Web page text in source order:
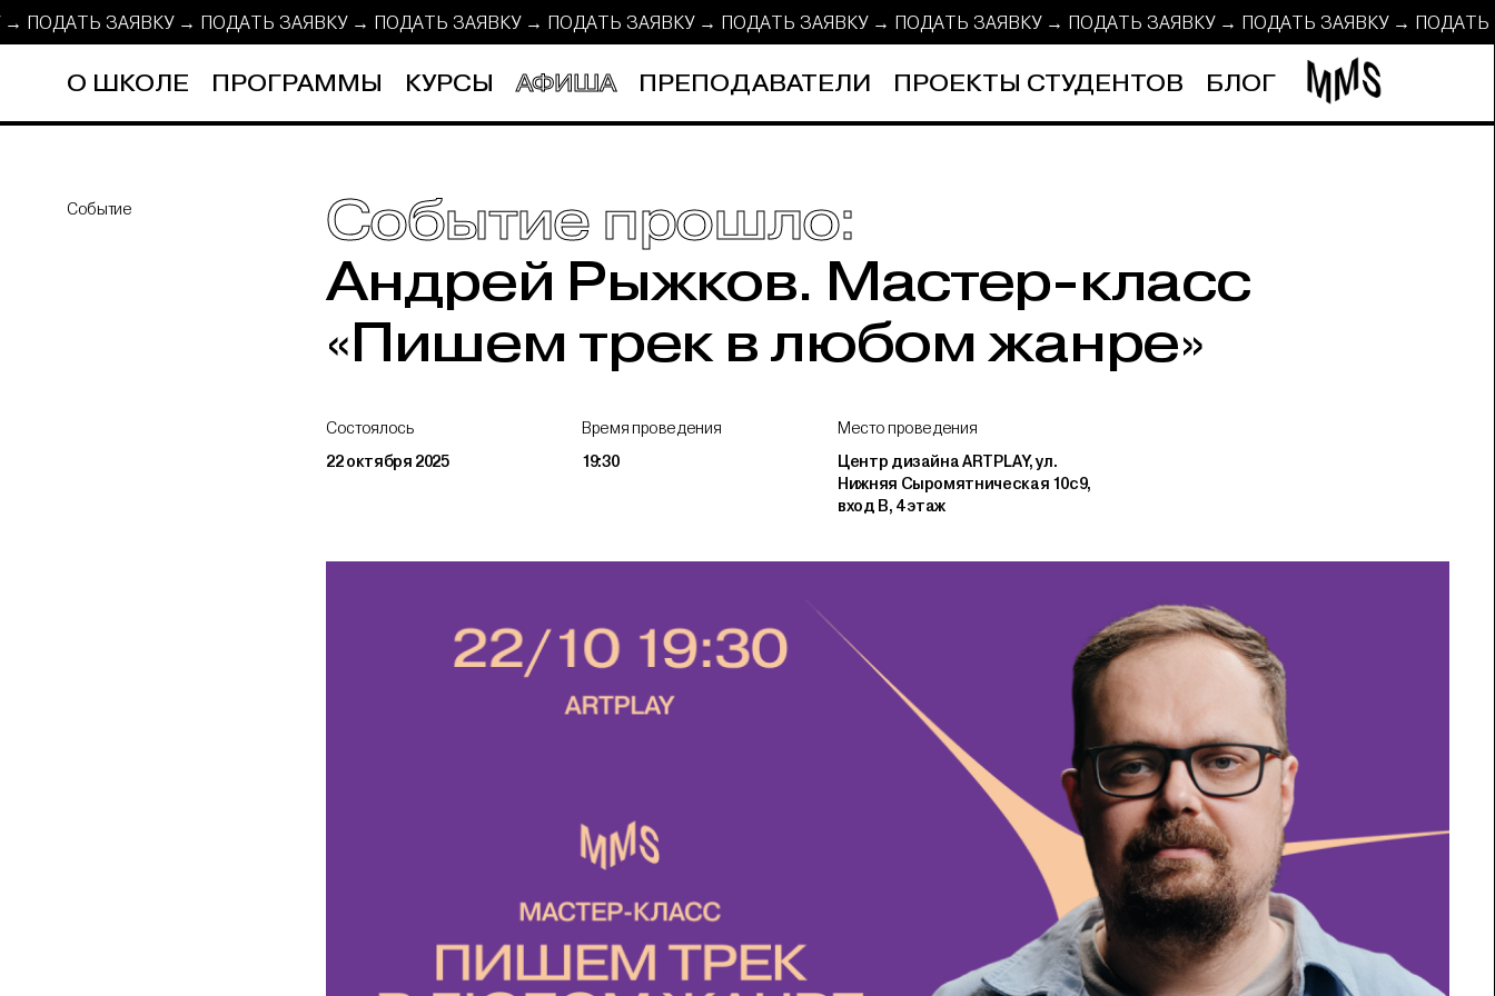
→ ПОДАТЬ ЗАЯВКУ →ПОДАТЬ ЗАЯВКУ → ПОДАТЬ ЗАЯВКУ → ПОДАТЬ ЗАЯВКУ → ПОДАТЬ ЗАЯВКУ →ПОДАТЬ ЗАЯВКУ → ПОДАТЬ ЗАЯВКУ → ПОДАТЬ ЗАЯВКУ →
О ШКОЛЕ ПРОГРАММЫ КУРСЫ АФИША ПРЕПОДАВАТЕЛИ ПРОЕКТЫ СТУДЕНТОВ БЛОГ
Событие
Событие прошло:
Андрей Рыжков. Мастер-класс
«Пишем трек в любом жанре»
Состоялось
22 октября 2025
Время проведения
19:30
Место проведения
Центр дизайна ARTPLAY, ул.
Нижняя Сыромятническая 10с9,
вход В, 4 этаж